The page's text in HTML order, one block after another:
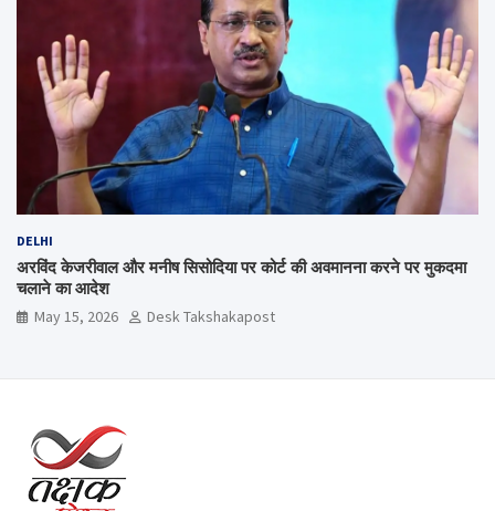
DELHI
अरविंद केजरीवाल और मनीष सिसोदिया पर कोर्ट की अवमानना करने पर मुकदमा
चलाने का आदेश
May 15, 2026 Desk Takshakapost